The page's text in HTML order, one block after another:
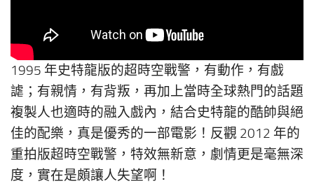
1995 年史特龍版的超時空戰警，有動作，有戲
謔；有親情，有背叛，再加上當時全球熱門的話題
複製人也適時的融入戲內，結合史特龍的酷帥與絕
佳的配樂，真是優秀的一部電影！反觀 2012 年的
重拍版超時空戰警，特效無新意，劇情更是毫無深
度，實在是頗讓人失望啊！